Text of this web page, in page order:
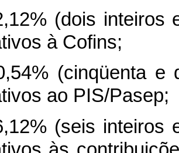
(dois inteiros
à Cofins;
(cinqüenta e
ao PIS/Pasep;
(seis inteiros